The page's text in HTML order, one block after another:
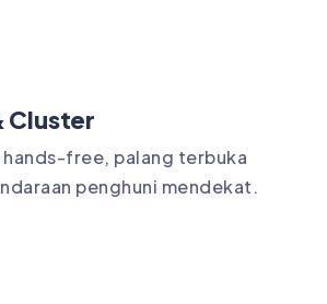
Cluster
hands-free, palang terbuka
penghuni mendekat.